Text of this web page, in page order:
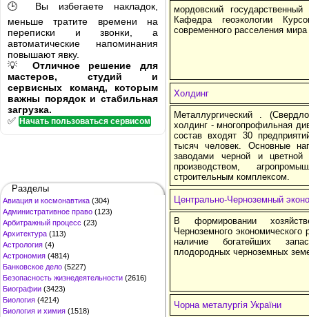
🕒 Вы избегаете накладок,
меньше тратите времени на
переписки и звонки, а
автоматические напоминания
повышают явку.
💡 Отличное решение для
мастеров, студий и
сервисных команд, которым
важны порядок и стабильная
загрузка.
✅ Начать пользоваться сервисом
Разделы
Авиация и космонавтика (304)
Административное право (123)
Арбитражный процесс (23)
Архитектура (113)
Астрология (4)
Астрономия (4814)
Банковское дело (5227)
Безопасность жизнедеятельности (2616)
Биографии (3423)
Биология (4214)
Биология и химия (1518)
мордовский
Кафедра геоэкологии
современного расселения
Холдинг
Металлургический .
холдинг - многопрофильная
состав входят 30
тысяч человек. Основные
заводами черной и цветной
производством,
строительным комплексом.
Центрально-Черноземный
В формировании
Черноземного
наличие богатейших
плодородных черноземных
Чорна металургія України